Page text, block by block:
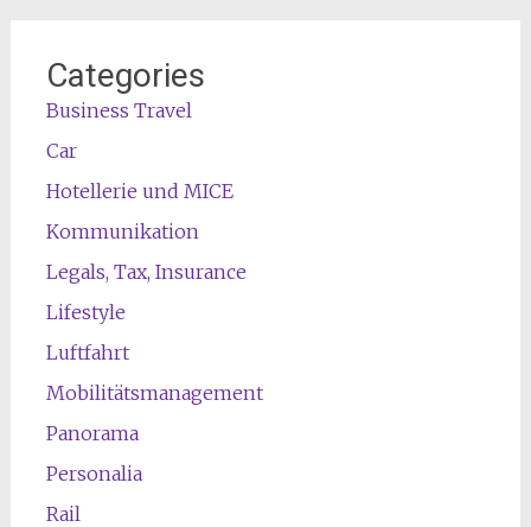
Categories
Business Travel
Car
Hotellerie und MICE
Kommunikation
Legals, Tax, Insurance
Lifestyle
Luftfahrt
Mobilitätsmanagement
Panorama
Personalia
Rail